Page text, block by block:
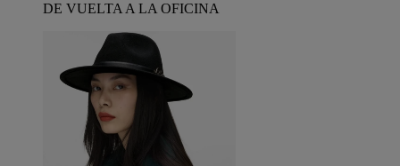
DE VUELTA A LA OFICINA